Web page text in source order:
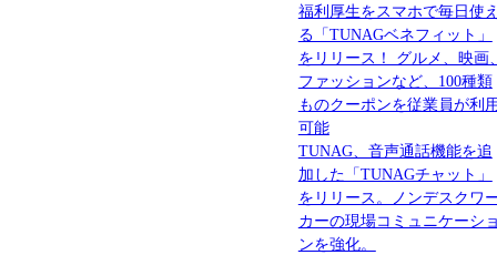
福利厚生をスマホで毎日使
る「TUNAGベネフィット」
をリリース！ グルメ、映画
ファッションなど、100種類
ものクーポンを従業員が利
可能
TUNAG、音声通話機能を追
加した「TUNAGチャット」
をリリース。ノンデスクワ
カーの現場コミュニケーシ
ンを強化。